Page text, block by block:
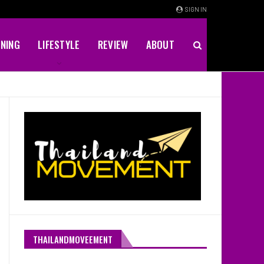
SIGN IN
LIFESTYLE REVIEW ABOUT
THAILANDMOVEEMENT